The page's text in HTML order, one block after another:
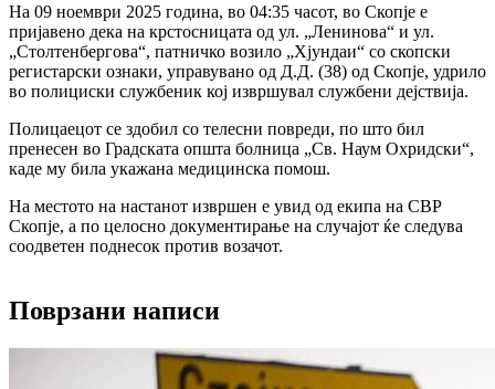
На 09 ноември 2025 година, во 04:35 часот, во Скопје е
пријавено дека на крстосницата од ул. „Ленинова“ и ул.
„Столтенбергова“, патничко возило „Хјундаи“ со скопски
регистарски ознаки, управувано од Д.Д. (38) од Скопје, удрило
во полициски службеник кој извршувал службени дејствија.
Полицаецот се здобил со телесни повреди, по што бил
пренесен во Градската општа болница „Св. Наум Охридски“,
каде му била укажана медицинска помош.
На местото на настанот извршен е увид од екипа на СВР
Скопје, а по целосно документирање на случајот ќе следува
соодветен поднесок против возачот.
Поврзани написи